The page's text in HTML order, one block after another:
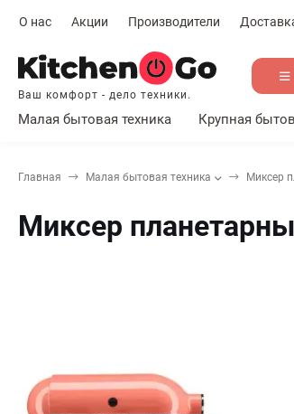
О нас Акции Производители
Ваш комфорт - дело техники.
Малая бытовая техника Крупная
Главная Малая бытовая техника Миксер
Миксер